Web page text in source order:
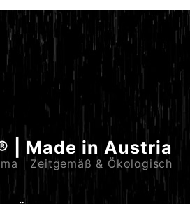
| Made in Austria
| Zeitgemäß & Ökologisch